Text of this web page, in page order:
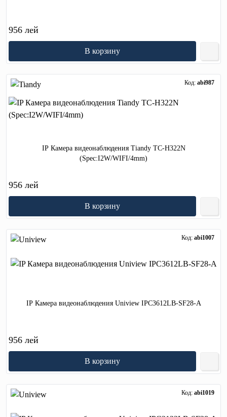
956 лей
В корзину
Код: abi987
IP Камера видеонаблюдения Tiandy TC-H322N
(Spec:I2W/WIFI/4mm)
956 лей
В корзину
Код: abi1007
IP Камера видеонаблюдения Uniview IPC3612LB-SF28-A
956 лей
В корзину
Код: abi1019